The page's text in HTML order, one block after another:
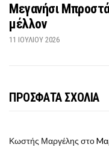
Μεγανήσι
μέλλον
11 ΙΟΥΛΊΟΥ 2026
ΠΡΟΣΦΑΤΑ ΣΧΟΛΙΑ
Κωστής Μαργέλης στο